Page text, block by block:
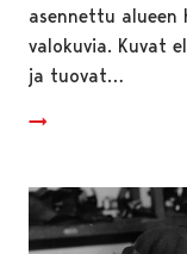
asennettu alueen
valokuvia. Kuvat
ja tuovat…